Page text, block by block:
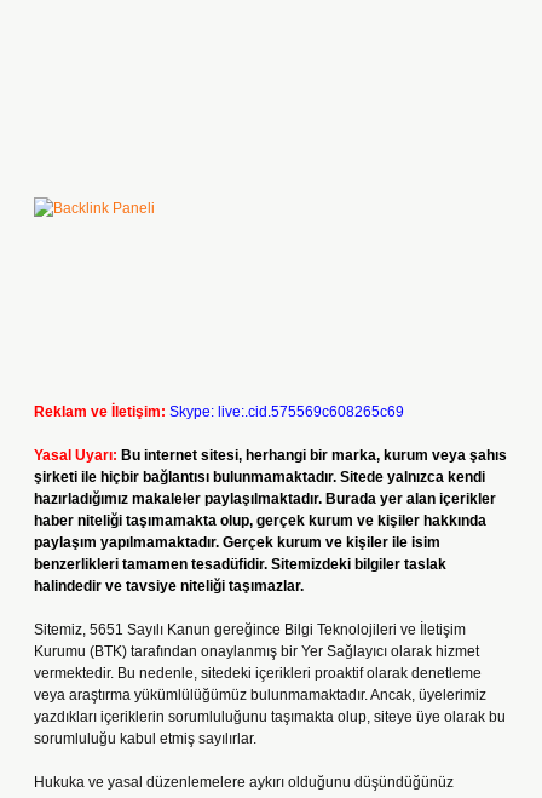
Reklam ve İletişim: Skype: live:.cid.575569c608265c69
Yasal Uyarı: Bu internet sitesi, herhangi bir marka, kurum veya şahıs
şirketi ile hiçbir bağlantısı bulunmamaktadır. Sitede yalnızca kendi
hazırladığımız makaleler paylaşılmaktadır. Burada yer alan içerikler
haber niteliği taşımamakta olup, gerçek kurum ve kişiler hakkında
paylaşım yapılmamaktadır. Gerçek kurum ve kişiler ile isim
benzerlikleri tamamen tesadüfidir. Sitemizdeki bilgiler taslak
halindedir ve tavsiye niteliği taşımazlar.
Sitemiz, 5651 Sayılı Kanun gereğince Bilgi Teknolojileri ve İletişim
Kurumu (BTK) tarafından onaylanmış bir Yer Sağlayıcı olarak hizmet
vermektedir. Bu nedenle, sitedeki içerikleri proaktif olarak denetleme
veya araştırma yükümlülüğümüz bulunmamaktadır. Ancak, üyelerimiz
yazdıkları içeriklerin sorumluluğunu taşımakta olup, siteye üye olarak bu
sorumluluğu kabul etmiş sayılırlar.
Hukuka ve yasal düzenlemelere aykırı olduğunu düşündüğünüz